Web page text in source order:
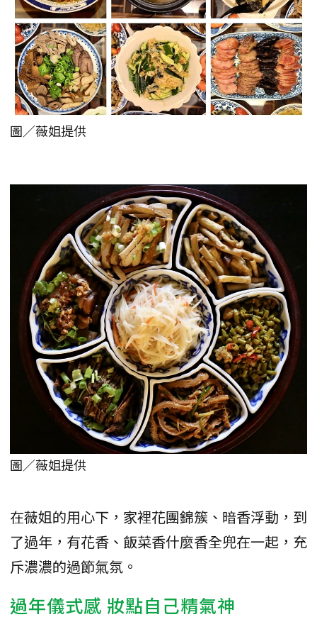
圖／薇姐提供
圖／薇姐提供
在薇姐的用心下，家裡花團錦簇、暗香浮動，到
了過年，有花香、飯菜香什麼香全兜在一起，充
斥濃濃的過節氣氛。
過年儀式感 妝點自己精氣神